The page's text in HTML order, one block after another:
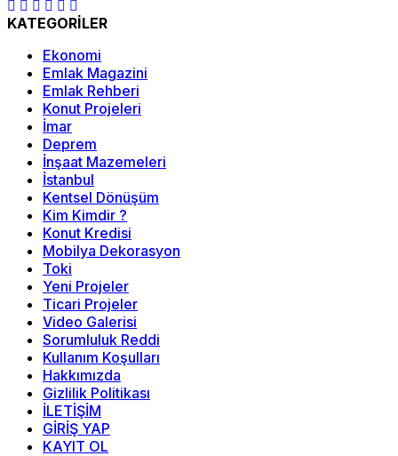
KATEGORİLER
Ekonomi
Emlak Magazini
Emlak Rehberi
Konut Projeleri
İmar
Deprem
İnşaat Mazemeleri
İstanbul
Kentsel Dönüşüm
Kim Kimdir ?
Konut Kredisi
Mobilya Dekorasyon
Toki
Yeni Projeler
Ticari Projeler
Video Galerisi
Sorumluluk Reddi
Kullanım Koşulları
Hakkımızda
Gizlilik Politikası
İLETİŞİM
GİRİŞ YAP
KAYIT OL